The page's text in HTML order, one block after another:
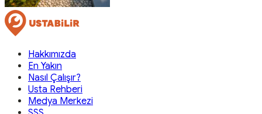
Hakkımızda
En Yakın
Nasıl Çalışır?
Usta Rehberi
Medya Merkezi